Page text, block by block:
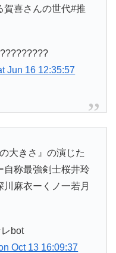
賀喜さんの世代#推
Jun 16 12:35:57
大きさ』の演じた
自称最強剣士桜井玲
麻衣ーくノ一若月
bot
Oct 13 16:09:37